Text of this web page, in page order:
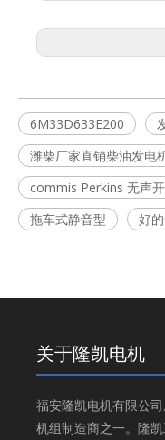
6M33D633E200
潍柴厂家直销柴油发电
commis Perkins 无声
拖车式静音型
好
关于隆凯电机
福安隆凯电机有限公
机组制造商之一。隆